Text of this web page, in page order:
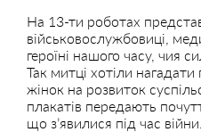
На 13-ти роботах
військовослужбовиці,
героїні нашого часу, чия
Так митці хотіли
жінок на розвиток
плакатів передають
що з’явилися під час війни.